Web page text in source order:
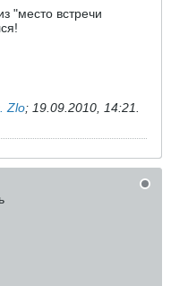
"место встречи
Zlo; 19.09.2010, 14:21